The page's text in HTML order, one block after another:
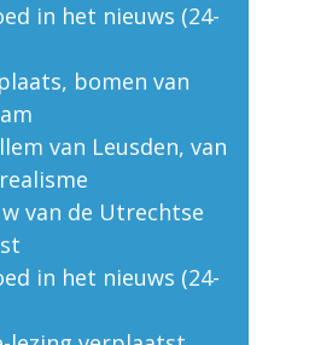
in het nieuws (24-
bomen van
van Leusden, van
van de Utrechtse
in het nieuws (24-